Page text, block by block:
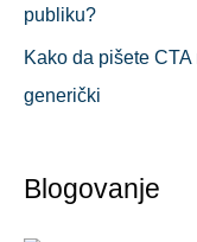
publiku?
Kako da pišete
generički
Blogovanje